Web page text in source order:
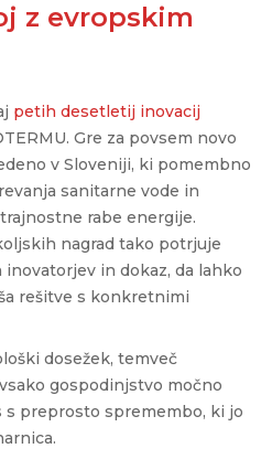
z evropskim
petih desetletij inovacij
Gre za povsem novo
v Sloveniji, ki pomembno
sanitarne vode in
rabe energije.
nagrad tako potrjuje
in dokaz, da lahko
rešitve s konkretnimi
dosežek, temveč
gospodinjstvo močno
s preprosto spremembo, ki jo